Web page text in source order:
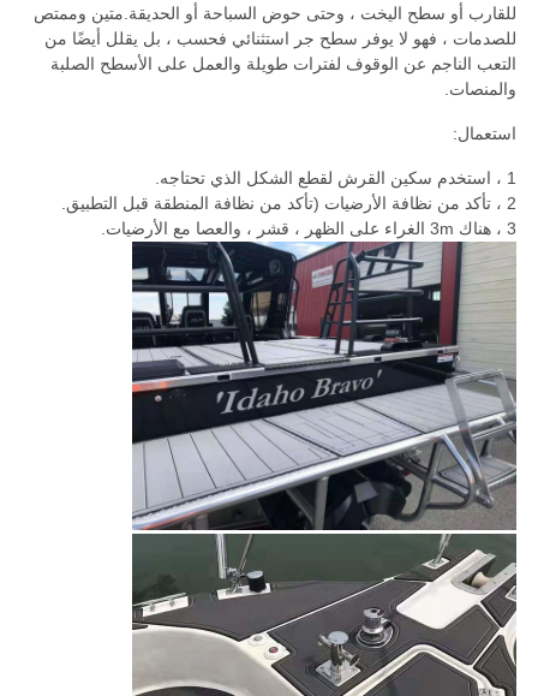
للقارب أو سطح اليخت ، وحتى حوض السباحة أو الحديقة.متين وممتص
للصدمات ، فهو لا يوفر سطح جر استثنائي فحسب ، بل يقلل أيضًا من
التعب الناجم عن الوقوف لفترات طويلة والعمل على الأسطح الصلبة
والمنصات.
استعمال:
1 ، استخدم سكين القرش لقطع الشكل الذي تحتاجه.
2 ، تأكد من نظافة الأرضيات (تأكد من نظافة المنطقة قبل التطبيق.
3 ، هناك 3m الغراء على الظهر ، قشر ، والعصا مع الأرضيات.